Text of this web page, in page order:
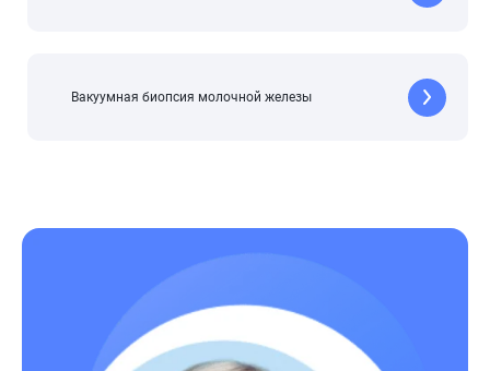
Вакуумная биопсия молочной железы